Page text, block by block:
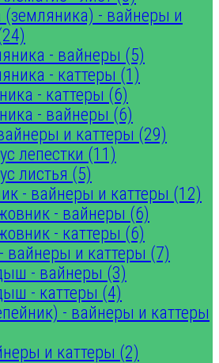
(земляника) - вайнеры и
- вайнеры (5)
- каттеры (1)
- каттеры (6)
- вайнеры (6)
и каттеры (29)
лепестки (11)
листья (5)
- вайнеры и каттеры (12)
- вайнеры (6)
- каттеры (6)
и каттеры (7)
- вайнеры (3)
- каттеры (4)
- вайнеры и каттеры
и каттеры (2)